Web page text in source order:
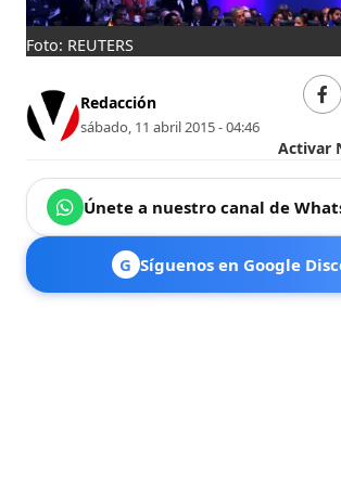
Foto: REUTERS
Redacción
sábado, 11 abril 2015 - 04:46
Activar
Únete a nuestro canal de
G Síguenos en Google